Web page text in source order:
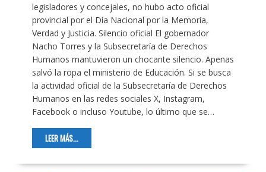
legisladores y concejales, no hubo acto oficial
provincial por el Día Nacional por la Memoria,
Verdad y Justicia. Silencio oficial El gobernador
Nacho Torres y la Subsecretaría de Derechos
Humanos mantuvieron un chocante silencio. Apenas
salvó la ropa el ministerio de Educación. Si se busca
la actividad oficial de la Subsecretaría de Derechos
Humanos en las redes sociales X, Instagram,
Facebook o incluso Youtube, lo último que se…
LEER MÁS...